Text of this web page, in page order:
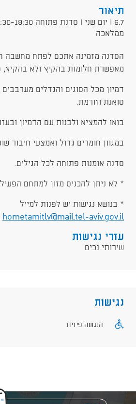
תיאור
ממלאכה
הסדנה מזמינה אתכם לפתח מחשבה
מאפשרת חלומות בהקיץ ולא בהקיץ,
דמיון מכל הסוגים והגדלים
סואנת וזורמת.
בואו להמציא ולבנות עם הדמיון
במגוון חומרים גדול ואמצעי חיבור
סדנה אומנות פתוחה לכל הגילים.
* לא ניתן להכניס מזון למתחם
* בנושא נגישות יש לפנות למייל
hometamitlv@mail.tel-aviv.gov.il
עזרי נגישות
שירותי נכים
נגישות
הנגשה פיזית